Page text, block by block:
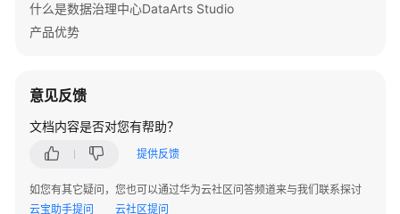
授
权
附
SDK
考
什么是数据治理中心DataArts Studio
产品优势
意见反馈
文档内容是否对您有帮助？
提供反馈
如您有其它疑问，您也可以通过华为云社区问答频道来与我们联系探讨
云宝助手提问
云社区提问